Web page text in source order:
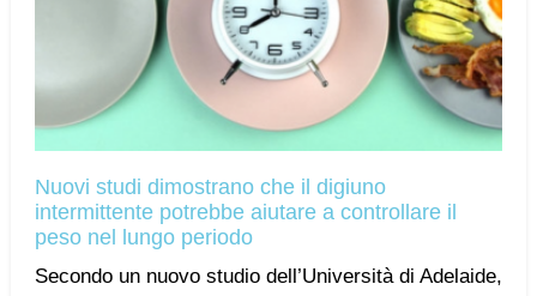
Nuovi studi dimostrano che il digiuno
intermittente potrebbe aiutare a controllare il
peso nel lungo periodo
Secondo un nuovo studio dell’Università di Adelaide,